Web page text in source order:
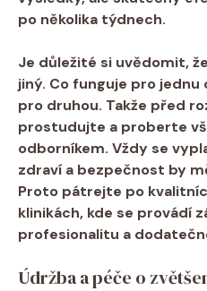
po několika týdnech.
Je důležité si uvědomit,
jiný. Co funguje pro
pro druhou. Takže před
prostudujte a proberte
odborníkem. Vždy se
zdraví a bezpečnost by
Proto pátrejte po
klinikách, kde se provádí
profesionalitu a
Údržba a péče o